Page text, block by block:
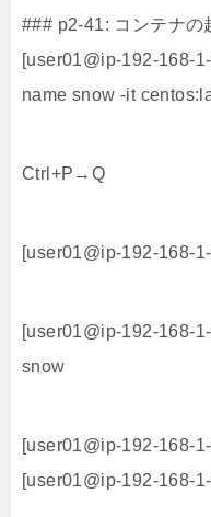
### p2-41: コンテナの
[user01@ip-192-168-
name snow -it
Ctrl+P→Q
[user01@ip-192-168-
[user01@ip-192-168-
snow
[user01@ip-192-168-
[user01@ip-192-168-